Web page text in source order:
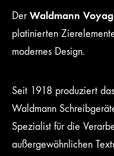
DerWaldmann
platinierten
modernes Design.
Seit 1918 produziert
Waldmann
Spezialist für die
außergewöhnlichen